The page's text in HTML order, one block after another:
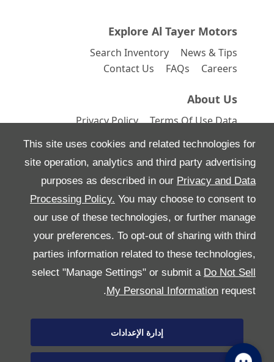
This site uses cookies and related technologies for
site operation, analytics and third party advertising
purposes as described in our Privacy and Data
Processing Policy. You may choose to consent to
our use of these technologies, or further manage
your preferences. To opt-out of sharing with third
parties information related to these technologies,
select "Manage Settings" or submit a Do Not Sell
My Personal Information request.
إدارة الإعدادات
Explore Al Tayer Motors
Search Inventory
News & Tips
Contact Us
FAQs Careers
About Us
Privacy Policy Terms Of UseData
All Rights Reserved
Follow بريمير موتورز
Copyright © 2026 بريمير موتورز